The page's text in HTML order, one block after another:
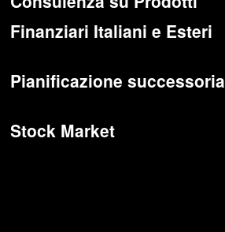
Finanziari Italiani e Esteri
Pianificazione successoria
Stock Market